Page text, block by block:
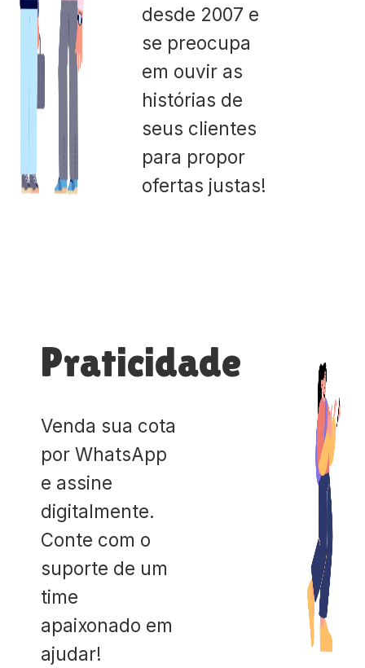
desde 2007 e
se preocupa
em ouvir as
histórias de
seus clientes
para propor
ofertas justas!
Praticidade
Venda sua cota
por WhatsApp
e assine
digitalmente.
Conte com o
suporte de um
time
apaixonado em
ajudar!